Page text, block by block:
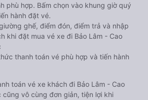
phù hợp. Bấm chọn vào khung giờ quý
hành đặt vé.
ghế, điểm đón, điểm trả và nhập
khi đặt mua vé xe đi Bảo Lâm - Cao
thanh toán vé phù hợp và tiến hành
toán vé xe khách đi Bảo Lâm - Cao
cũng vô cùng đơn giản, tiện lợi khi